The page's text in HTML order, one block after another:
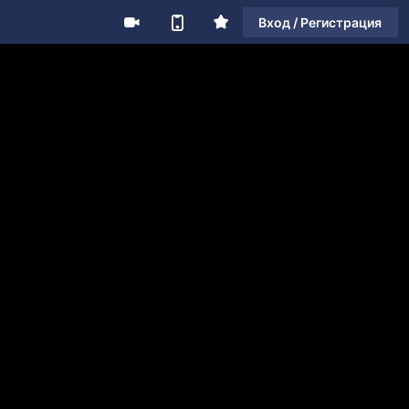
Вход / Регистрация